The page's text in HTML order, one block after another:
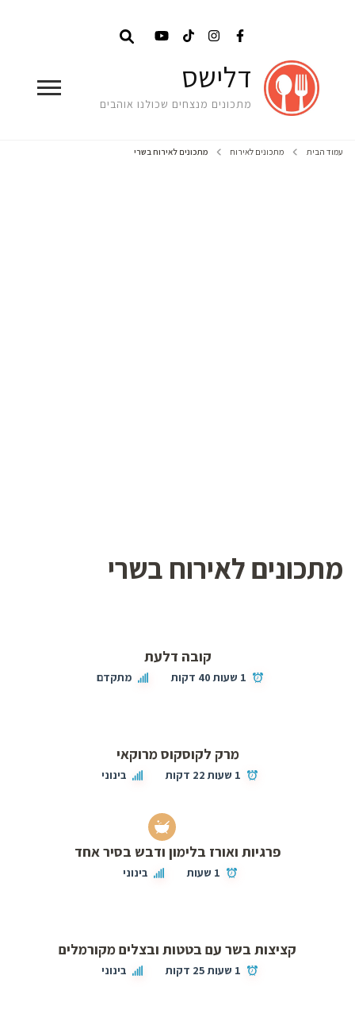
דלישס
מתכונים מנצחים שכולנו אוהבים
עמוד הבית מתכונים לאירוח מתכונים לאירוח בשרי
מתכונים לאירוח בשרי
קובה דלעת
1 שעות 40 דקות מתקדם
מרק לקוסקוס מרוקאי
1 שעות 22 דקות בינוני
פרגיות ואורז בלימון ודבש בסיר אחד
1 שעות בינוני
קציצות בשר עם בטטות ובצלים מקורמלים
1 שעות 25 דקות בינוני